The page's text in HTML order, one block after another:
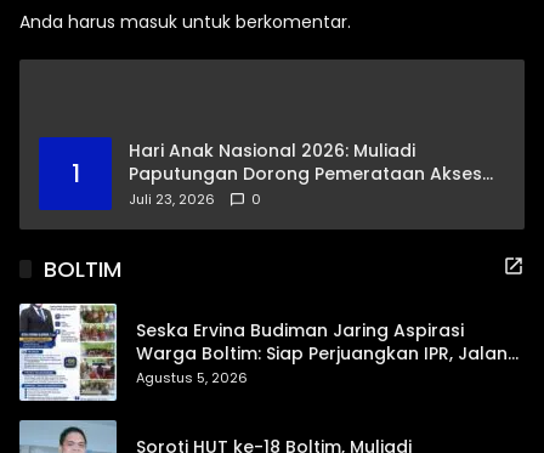
Anda harus masuk untuk berkomentar.
1
Hari Anak Nasional 2026: Muliadi
Paputungan Dorong Pemerataan Akses
Pendidikan dan Proteksi Digital Anak Sulut
Juli 23, 2026 0
BOLTIM
Seska Ervina Budiman Jaring Aspirasi
Warga Boltim: Siap Perjuangkan IPR, Jalan
Trans, hingga Pemasaran UMKM
Agustus 5, 2026
Soroti HUT ke-18 Boltim, Muliadi